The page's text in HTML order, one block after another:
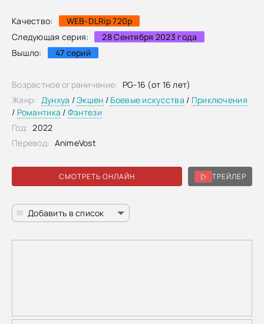
Качество:
WEB-DLRip 720p
Следующая серия:
28 Сентября 2023 года
Вышло:
47 серий
СМОТРЕТЬ ОНЛАЙН ТРЕЙЛЕР
Добавить в список
Возрастное ограничение: PG-16 (от 16 лет)
Жанр: Дунхуа /Экшен / Боевые искусства / Приключения
/ Романтика / Фэнтези
Год: 2022
Перевод: AnimeVost